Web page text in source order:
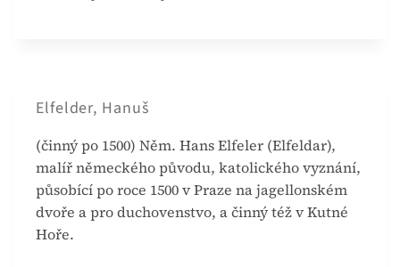
Elfelder, Hanuš
(činný po 1500) Něm. Hans Elfeler (Elfeldar),
malíř německého původu, katolického vyznání,
působící po roce 1500 v Praze na jagellonském
dvoře a pro duchovenstvo, a činný též v Kutné
Hoře.